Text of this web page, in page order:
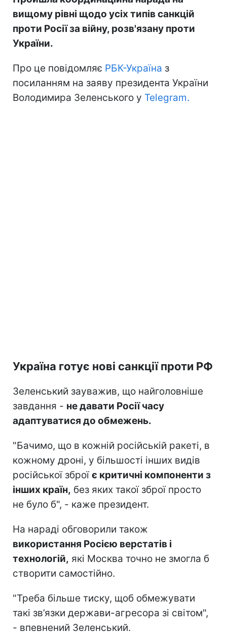
вищому рівні щодо усіх типів санкцій
проти Росії за війну, розв'язану проти
України.
Про це повідомляє РБК-Україна з
посиланням на заяву президента України
Володимира Зеленського у Telegram.
Україна готує нові санкції проти РФ
Зеленський зауважив, що найголовніше
завдання - не давати Росії часу
адаптуватися до обмежень.
"Бачимо, що в кожній російській ракеті, в
кожному дроні, у більшості інших видів
російської зброїє критичні компоненти з
інших країн, без яких такої зброї просто
не було б", - каже президент.
На нараді обговорили також
використання Росією верстатів і
технологій, які Москва точно не змогла б
створити самостійно.
"Треба більше тиску, щоб обмежувати
такі зв’язки держави-агресора зі світом",
- впевнений Зеленський.